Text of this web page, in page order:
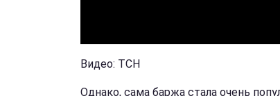
Видео: ТСН
Однако, сама баржа стала очень